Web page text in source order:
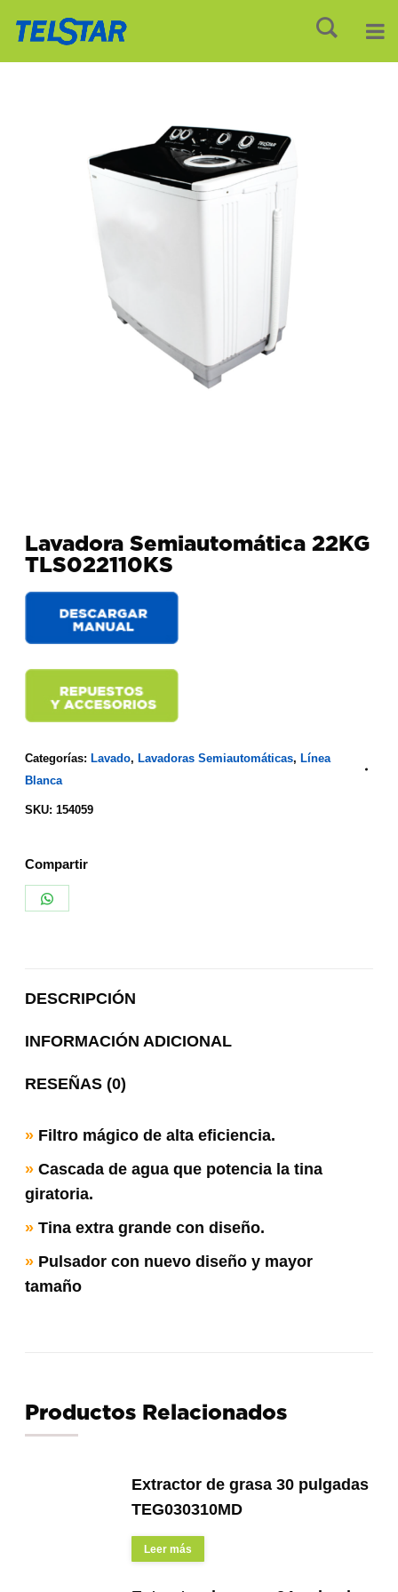
Lavadora Semiautomática 22KG
TLS022110KS
Categorías: Lavado, Lavadoras Semiautomáticas, Línea
Blanca
SKU: 154059
Compartir
DESCRIPCIÓN
INFORMACIÓN ADICIONAL
RESEÑAS (0)
» Filtro mágico de alta eficiencia.
» Cascada de agua que potencia la tina
giratoria.
» Tina extra grande con diseño.
» Pulsador con nuevo diseño y mayor
tamaño
Productos Relacionados
Extractor de grasa 30 pulgadas
TEG030310MD
Leer más